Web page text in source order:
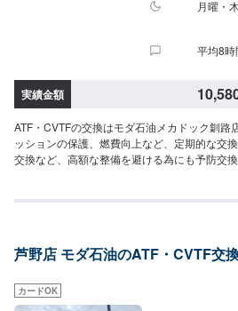
月曜・
平均8
実績金額
ATF・CVTFの交換はモダ石油メカドック釧路
ッションの保護、燃費向上など、定期的な交
交換など、高額な整備を避ける為にも予防交
芦野店 モダ石油のATF・CVTF交
カードOK